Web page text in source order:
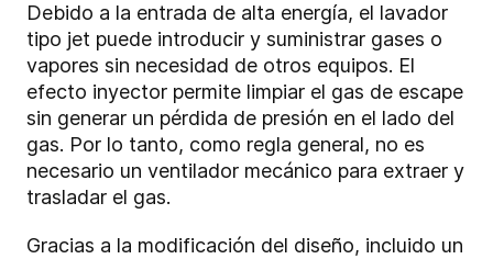
Debido a la entrada de alta energía, el lavador
tipo jet puede introducir y suministrar gases o
vapores sin necesidad de otros equipos. El
efecto inyector permite limpiar el gas de escape
sin generar un pérdida de presión en el lado del
gas. Por lo tanto, como regla general, no es
necesario un ventilador mecánico para extraer y
trasladar el gas.
Gracias a la modificación del diseño, incluido un